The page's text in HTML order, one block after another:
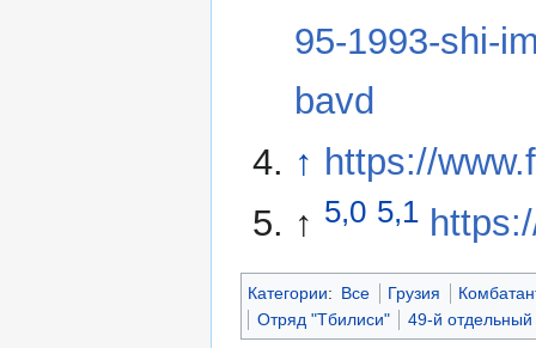
95-1993-shi-
bavd
↑ https://
↑ 5,0 5,1
Категории: Все Грузия
Отряд "Тбилиси"
49-й